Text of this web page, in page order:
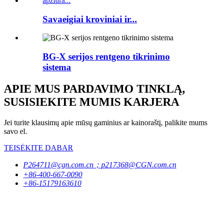
Savaeigiai kroviniai ir...
BG-X serijos rentgeno tikrinimo
sistema
APIE MUS PARDAVIMO TINKLĄ,
SUSISIEKITE MUMIS KARJERA
Jei turite klausimų apie mūsų gaminius ar kainoraštį, palikite mums
savo el.
TEISĖKITE DABAR
P264711@cgn.com.cn；p217368@CGN.com.cn
+86-400-667-0090
+86-15179163610